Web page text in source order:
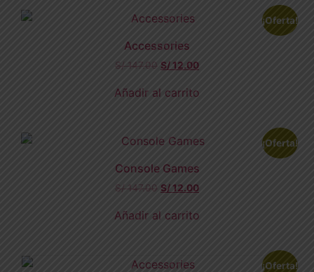
¡Oferta!
Accessories
S/147.00 S/12.00
Añadir al carrito
¡Oferta!
Console Games
S/147.00 S/12.00
Añadir al carrito
¡Oferta!